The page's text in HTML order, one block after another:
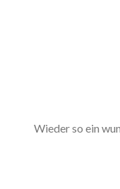
Wieder so ein